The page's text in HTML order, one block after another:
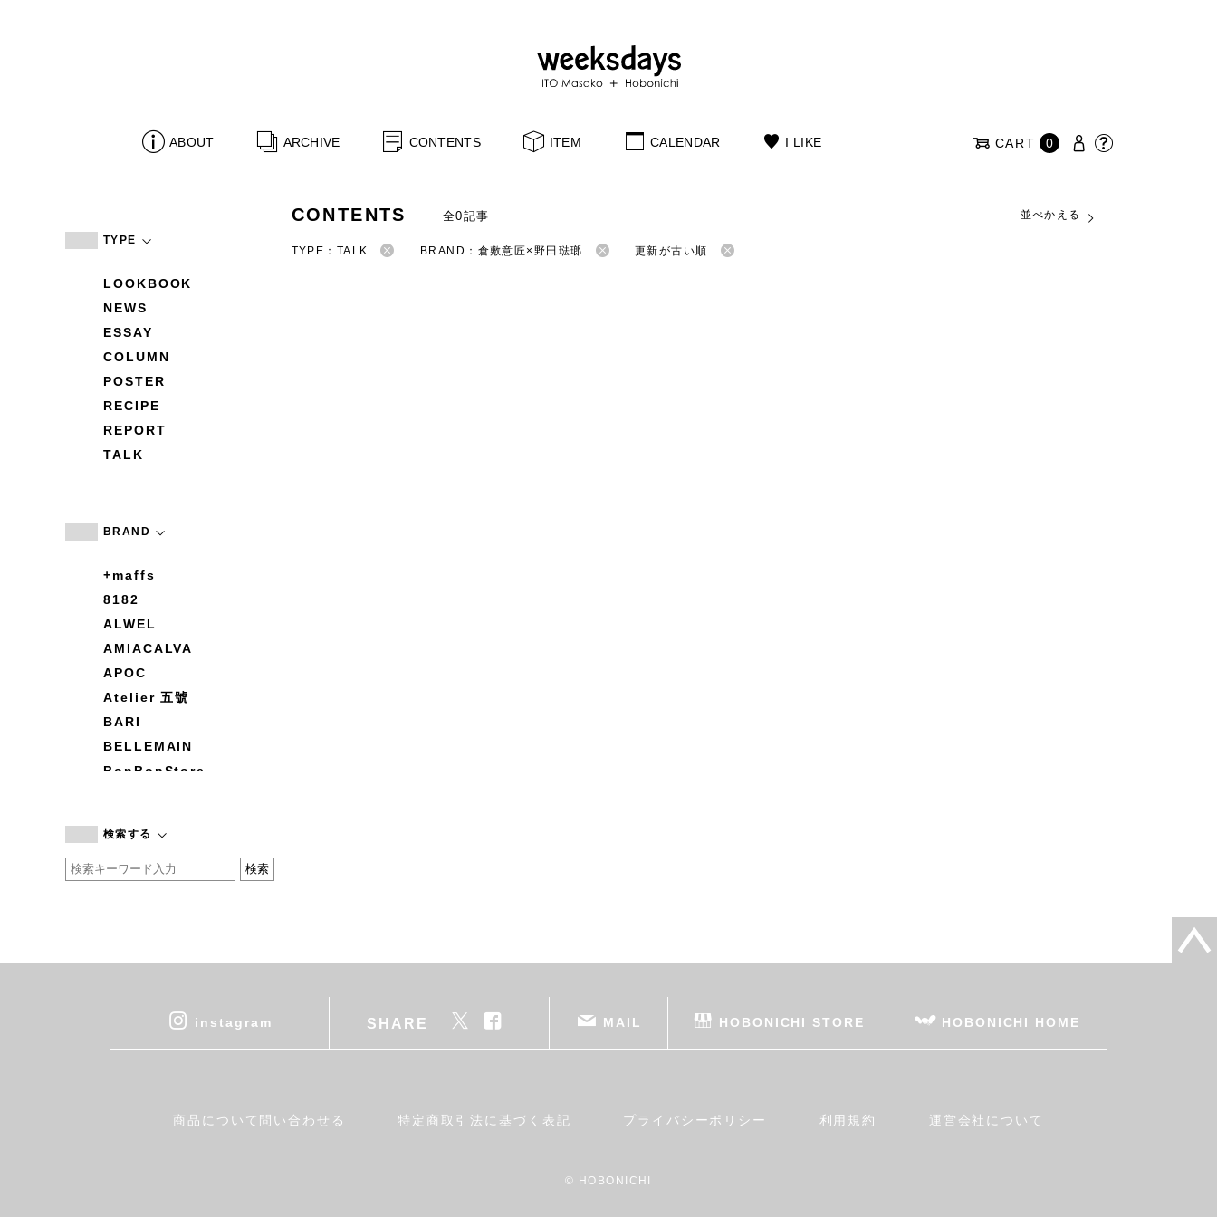
ABOUT ARCHIVE CONTENTS ITEM CALENDAR I LIKE CART 0
TYPE
LOOKBOOK
NEWS
ESSAY
COLUMN
POSTER
RECIPE
REPORT
TALK
BRAND
+maffs
8182
ALWEL
AMIACALVA
APOC
Atelier 五號
BARI
BELLEMAIN
BonBonStore
by basics
CATWORTH
cohan
DEAN & DELUCA
Fatima Morocco
検索する
CONTENTS 全0記事 並べかえる
TYPE：TALK BRAND：倉敷意匠×野田琺瑯 更新が古い順
instagram SHARE MAIL HOBONICHI STORE HOBONICHI HOME
商品について問い合わせる 特定商取引法に基づく表記 プライバシーポリシー 利用規約 運営会社について
© HOBONICHI